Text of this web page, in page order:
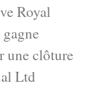
Royal
une clôture
Ltd